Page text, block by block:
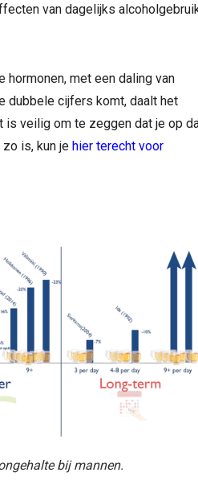
van dagelijks
met een daling van
dubbele cijfers komt, daalt het
is veilig om te zeggen dat je op
is, kun je hier terecht voor
bij mannen.